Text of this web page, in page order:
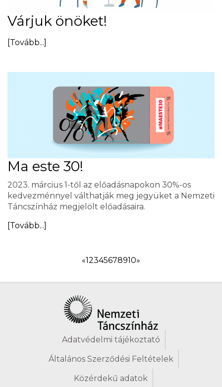
Várjuk önöket!
[Tovább...]
Ma este 30!
2023. március 1-től az előadásnapokon 30%-os
kedvezménnyel válthatják meg jegyüket a Nemzeti
Táncszínház megjelölt előadásaira.
[Tovább...]
«12345678910»
Adatvédelmi tájékoztató
Általános Szerződési Feltételek
Közérdekű adatok